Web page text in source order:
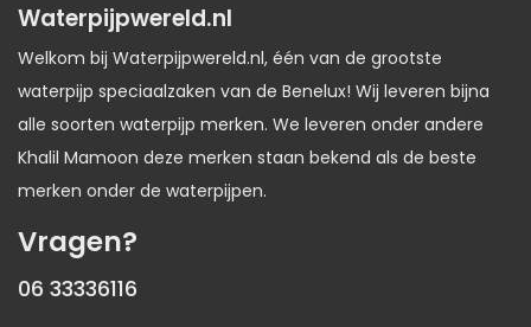
Waterpijpwereld.nl
Welkom bij Waterpijpwereld.nl, één van de grootste
waterpijp speciaalzaken van de Benelux! Wij leveren bijna
alle soorten waterpijp merken. We leveren onder andere
Khalil Mamoon deze merken staan bekend als de beste
merken onder de waterpijpen.
Vragen?
06 33336116